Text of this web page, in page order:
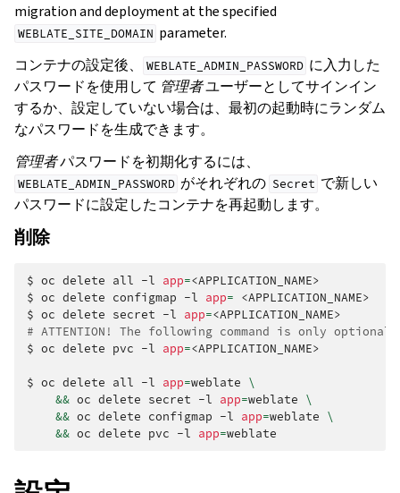
migration and deployment at the specified
WEBLATE_SITE_DOMAIN parameter.
コンテナの設定後、
WEBLATE_ADMIN_PASSWORD に入力した
パスワードを使用して 管理者ユーザーとしてサインイン
するか、設定していない場合は、最初の起動時にランダム
なパスワードを生成できます。
管理者パスワードを初期化するには、
WEBLATE_ADMIN_PASSWORD がそれぞれの Secret で新しい
パスワードに設定したコンテナを再起動します。
削除
$ oc delete all -l app=<APPLICATION_NAME>
$ oc delete configmap -l app= <APPLICATION_NAME>
$ oc delete secret -l app=
# ATTENTION! The following command is only
$ oc delete pvc -l app=<APPLICATION_NAME>
$ oc delete all -l app=weblate \
&& oc delete secret -l app=weblate \
&& oc delete configmap -l app=weblate \
&& oc delete pvc -l app=